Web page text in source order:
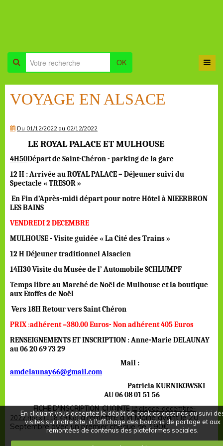
OK
VOYAGE EN ALSACE
Du 01/12/2022 au 02/12/2022
LE ROYAL PALACE ET MULHOUSE
4H50Départ de Saint-Chéron - parking de la gare
12 H : Arrivée au ROYAL PALACE – Déjeuner suivi du
Spectacle « TRESOR »
En Fin d’Après-midi départ pour notre Hôtel à NIEERBRON
LES BAINS
VENDREDI 2 DECEMBRE
MULHOUSE - Visite guidée « La Cité des Trains »
12 H Déjeuner traditionnel Alsacien
14H30 Visite du Musée de l’ Automobile SCHLUMPF
Temps libre au Marché de Noël de Mulhouse et la boutique
aux Etoffes de Noël
Vers 18H Retour vers Saint Chéron
PRIX:adhérent=380.00 Euros- Non adhérent 405 Euros
RENSEIGNEMENTS ET INSCRIPTION : Anne-Marie DELAUNAY
au 06 20 69 73 29
Mail :
amdelaunay66@gmail.com
Patricia KURNIKOWSKI
AU 06 08 01 51 56
FICHE D'INSCRIPTION CI JOINTE
alsace-decembre-
2022.docx(118.49 Ko)à remettre à la Mairie avant le 20
Septembre avec un premier chèque de 190€
En cliquant vous acceptez le dépôt de cookies destinés au suivi
visites sur notre site, à l'affichage des boutons de partage et aux
remontées de contenus des plateformes sociales.